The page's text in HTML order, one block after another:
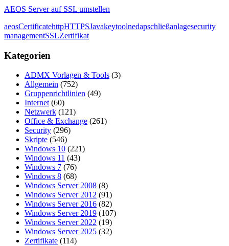
AEOS Server auf SSL umstellen
aeosCertificatehttpHTTPSJavakeytoolnedapschließanlagesecurity
managementSSLZertifikat
Kategorien
ADMX Vorlagen & Tools (3)
Allgemein (752)
Gruppenrichtlinien (49)
Internet (60)
Netzwerk (121)
Office & Exchange (261)
Security (296)
Skripte (546)
Windows 10 (221)
Windows 11 (43)
Windows 7 (76)
Windows 8 (68)
Windows Server 2008 (8)
Windows Server 2012 (91)
Windows Server 2016 (82)
Windows Server 2019 (107)
Windows Server 2022 (19)
Windows Server 2025 (32)
Zertifikate (114)